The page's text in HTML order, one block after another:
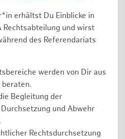
erhältst Du Einblicke in
Rechtsabteilung und wirst
des Referendariats
werden von Dir aus
Begleitung der
und Abwehr
Rechtsdurchsetzung